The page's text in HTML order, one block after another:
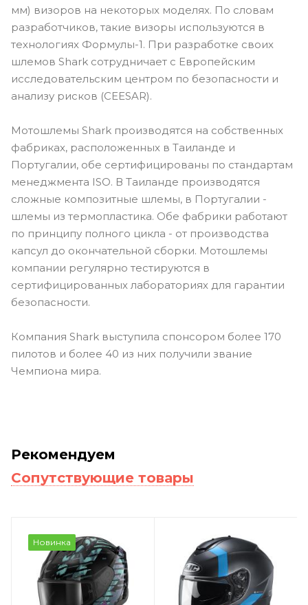
мм) визоров на некоторых моделях. По словам
разработчиков, такие визоры используются в
технологиях Формулы-1. При разработке своих
шлемов Shark сотрудничает с Европейским
исследовательским центром по безопасности и
анализу рисков (CEESAR).
Мотошлемы Shark производятся на собственных
фабриках, расположенных в Таиланде и
Португалии, обе сертифицированы по стандартам
менеджмента ISO. В Таиланде производятся
сложные композитные шлемы, в Португалии -
шлемы из термопластика. Обе фабрики работают
по принципу полного цикла - от производства
капсул до окончательной сборки. Мотошлемы
компании регулярно тестируются в
сертифицированных лабораториях для гарантии
безопасности.
Компания Shark выступила спонсором более 170
пилотов и более 40 из них получили звание
Чемпиона мира.
Рекомендуем
Сопутствующие товары
Новинка